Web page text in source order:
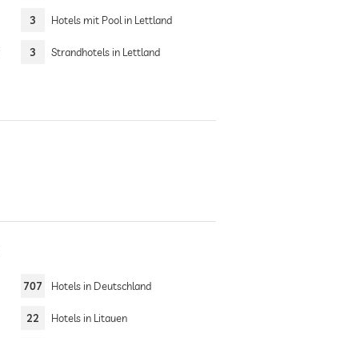
3 Hotels mit Pool in Lettland
3 Strandhotels in Lettland
707 Hotels in Deutschland
22 Hotels in Litauen